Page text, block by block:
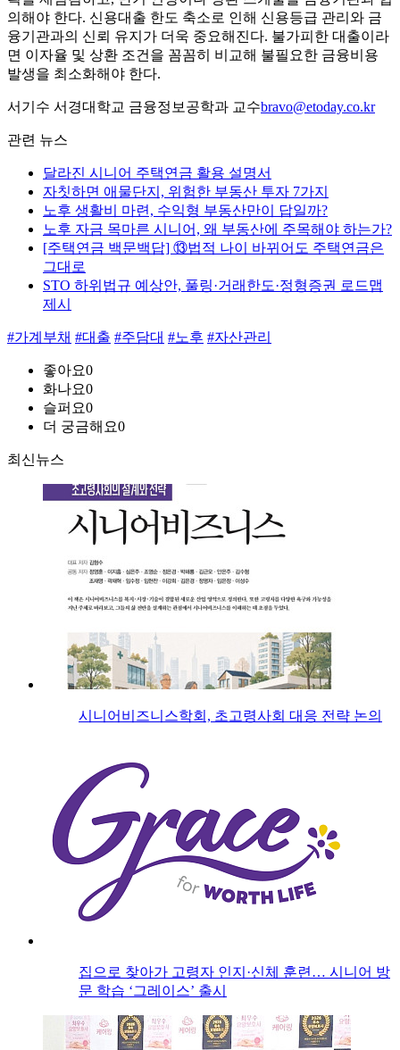
의해야 한다. 신용대출 한도 축소로 인해 신용등급 관리와 금
융기관과의 신뢰 유지가 더욱 중요해진다. 불가피한 대출이라
면 이자율 및 상환 조건을 꼼꼼히 비교해 불필요한 금융비용
발생을 최소화해야 한다.
서기수 서경대학교 금융정보공학과 교수bravo@etoday.co.kr
관련 뉴스
달라진 시니어 주택연금 활용 설명서
자칫하면 애물단지, 위험한 부동산 투자 7가지
노후 생활비 마련, 수익형 부동산만이 답일까?
노후 자금 목마른 시니어, 왜 부동산에 주목해야 하는가?
[주택연금 백문백답] ⑬법적 나이 바뀌어도 주택연금은
그대로
STO 하위법규 예상안, 풀링·거래한도·정형증권 로드맵
제시
#가계부채 #대출 #주담대 #노후 #자산관리
좋아요0
화나요0
슬퍼요0
더 궁금해요0
최신뉴스
시니어비즈니스학회, 초고령사회 대응 전략 논의
집으로 찾아가 고령자 인지·신체 훈련… 시니어 방
문 학습 ‘그레이스’ 출시